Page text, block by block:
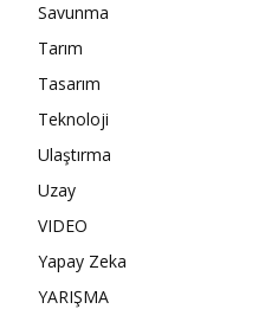
Savunma
Tarım
Tasarım
Teknoloji
Ulaştırma
Uzay
VIDEO
Yapay Zeka
YARIŞMA